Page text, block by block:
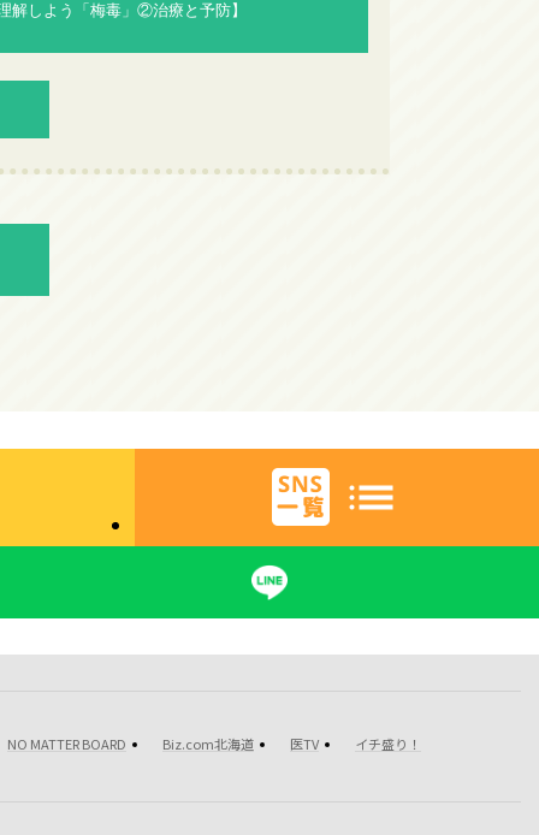
解しよう「梅毒」②治療と予防】
NO MATTER BOARD Biz.com北海道 医TV イチ盛り！